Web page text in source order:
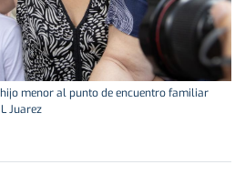
menor al punto de encuentro familiar
Juarez